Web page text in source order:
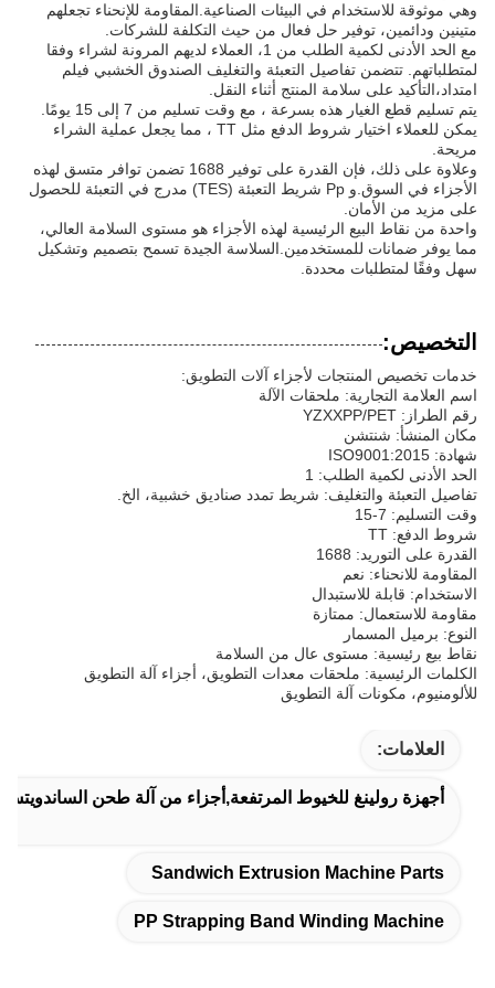
وهي موثوقة للاستخدام في البيئات الصناعية.المقاومة للإنحناء تجعلهم
متينين ودائمين، توفير حل فعال من حيث التكلفة للشركات.
مع الحد الأدنى لكمية الطلب من 1، العملاء لديهم المرونة لشراء وفقا
لمتطلباتهم. تتضمن تفاصيل التعبئة والتغليف الصندوق الخشبي فيلم
امتداد،التأكيد على سلامة المنتج أثناء النقل.
يتم تسليم قطع الغيار هذه بسرعة ، مع وقت تسليم من 7 إلى 15 يومًا.
يمكن للعملاء اختيار شروط الدفع مثل TT ، مما يجعل عملية الشراء
مريحة.
وعلاوة على ذلك، فإن القدرة على توفير 1688 تضمن توافر متسق لهذه
الأجزاء في السوق.و Pp شريط التعبئة (TES) مدرج في التعبئة للحصول
على مزيد من الأمان.
واحدة من نقاط البيع الرئيسية لهذه الأجزاء هو مستوى السلامة العالي،
مما يوفر ضمانات للمستخدمين.السلاسة الجيدة تسمح بتصميم وتشكيل
سهل وفقًا لمتطلبات محددة.
التخصيص:
خدمات تخصيص المنتجات لأجزاء آلات التطويق:
اسم العلامة التجارية: ملحقات الآلة
رقم الطراز: YZXXPP/PET
مكان المنشأ: شنتشن
شهادة: ISO9001:2015
الحد الأدنى لكمية الطلب: 1
تفاصيل التعبئة والتغليف: شريط تمدد صناديق خشبية، الخ.
وقت التسليم: 7-15
شروط الدفع: TT
القدرة على التوريد: 1688
المقاومة للانحناء: نعم
الاستخدام: قابلة للاستبدال
مقاومة للاستعمال: ممتازة
النوع: برميل المسمار
نقاط بيع رئيسية: مستوى عال من السلامة
الكلمات الرئيسية: ملحقات معدات التطويق، أجزاء آلة التطويق
للألومنيوم، مكونات آلة التطويق
العلامات:
أجهزة رولينغ للخيوط المرتفعة,أجزاء من آلة طحن
Sandwich Extrusion Machine Parts
PP Strapping Band Winding Machine